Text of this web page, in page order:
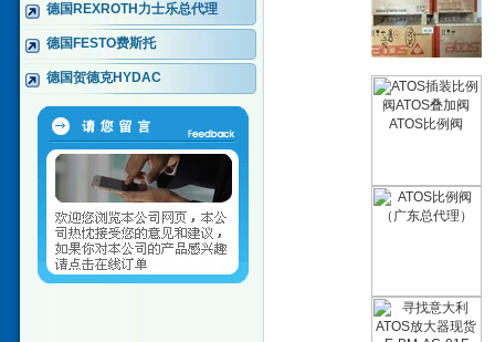
德国REXROTH力士乐总代理
德国FESTO费斯托
德国贺德克HYDAC